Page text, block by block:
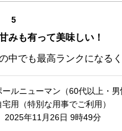
ュー
5点（5点満点中）
みも有って美味しい！
中でも最高ランクになる
ールニューマン（60代以上・男
宅用（特別な用事でご利用）
2025年11月26日 9時49分